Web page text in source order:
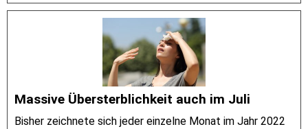
Massive Übersterblichkeit auch im Juli
Bisher zeichnete sich jeder einzelne Monat im Jahr 2022